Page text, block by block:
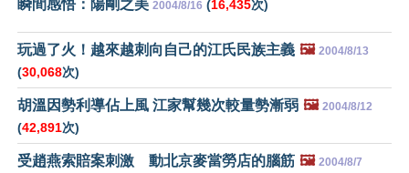
瞬間感悟：陽剛之美 2004/8/16 (16,435次)
玩過了火！越來越刺向自己的江氏民族主義 🖼️ 2004/8/13
(30,068次)
胡溫因勢利導佔上風 江家幫幾次較量勢漸弱 🖼️ 2004/8/12
(42,891次)
受趙燕索賠案刺激 動北京麥當勞店的腦筋 🖼️ 2004/8/7